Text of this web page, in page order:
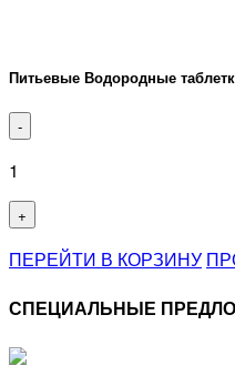
Питьевые Водородные
-
1
+
ПЕРЕЙТИ В КОРЗИНУ
СПЕЦИАЛЬНЫЕ